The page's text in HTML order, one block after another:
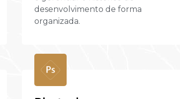
desenvolvimento de forma
organizada.